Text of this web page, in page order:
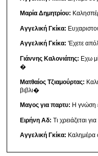
Μαρία Δημητρίου:
Αγγελική Γκίκα:
Αγγελική Γκίκα: 'Εχετε
Γιάννης Καλονιάτης: Εχω
�
Ματθαίος Τζιαμούρτας:
βιβλι�
Μαγος για παρτυ: Η γνώση
Ειρήνη Αδ: Τι χρειάζεται
Αγγελική Γκίκα: Καλημέρα